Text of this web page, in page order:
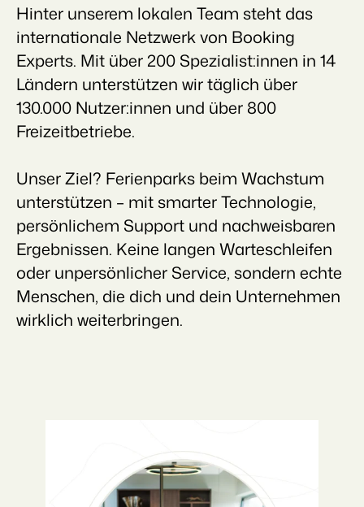
Hinter unserem lokalen Team steht das
internationale Netzwerk von Booking
Experts. Mit über 200 Spezialist:innen in 14
Ländern unterstützen wir täglich über
130.000 Nutzer:innen und über 800
Freizeitbetriebe.
Unser Ziel? Ferienparks beim Wachstum
unterstützen – mit smarter Technologie,
persönlichem Support und nachweisbaren
Ergebnissen. Keine langen Warteschleifen
oder unpersönlicher Service, sondern echte
Menschen, die dich und dein Unternehmen
wirklich weiterbringen.